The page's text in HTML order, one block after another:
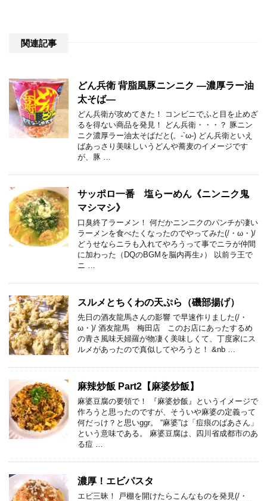
関連記事
どん兵衛 背脂風豚ニンニク ―濃厚ラー油
太そば―
どん兵衛が攻めてきた！ コンビニでふと目を止めざ
るを得ない商品を発見！ どん兵衛・・・？ 豚ニン
ニク濃厚ラー油太そばだと(。-`ω-) どん兵衛といえ
ばあっさり美味しいうどんや蕎麦のイメージです
が、豚 …
サッポロ一番 塩らーめん《ニンニク鬼
マシマシ》
口臭終了ラーメン！ 何だかニンニクのパンチが凄い
ラーメンを食べたくなったのでやってみた(/・ω・)/
どうせならニラも入れてやろうって事でニラが仲間
に加わった（DQのBGMを脳内再生♪） 以前ラ王で
ニ …
スルメとちくわの天ぷら（磯部揚げ）
先日の酒友龍馬さんの影響 で早速作りました(/・
ω・)/ 酒友龍馬 梅田店 このお店にあったするめ
の青さ風味天婦羅が物凄く美味しくて、丁度家にス
ルメがあったので真似してやろうと！ &nb …
麻辣炒飯 Part2【麻婆炒飯】
麻婆豆腐の要領で！ 『麻婆炒飯』というイメージで
作ろうと思ったのですが、そういや麻婆の定義って
何だっけ？と思いggr。 “麻婆”は「痘痕のばあさん」
という意味である。 麻婆豆腐は、四川省成都市のあ
る痘 …
濃厚！エビパスタ
エビ三昧！ 戸棚を開けたらこんなものを発見(/・